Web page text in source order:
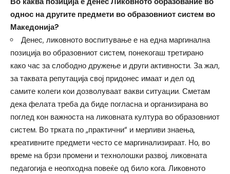
однос на другите предмети во образовниот систем во
Македонија?
Денес, ликовното воспитување е на една маргинална
позиција во образовниот систем, понекогаш третирано
како час за слободно дружење и други активности. За жал,
за таквата репутација свој придонес имаат и дел од
самите колеги кои дозволуваат вакви ситуации. Сметам
дека фелата треба да биде погласна и организирана во
поглед кон важноста на ликовната култура во образовниот
систем. Во трката по „практични“ и мерливи знаења,
креативните предмети често се маргинализираат. Но, во
време на брзи промени и технолошки развој, ликовната
педагогија е неопходна повеќе од било кога. Ликовното